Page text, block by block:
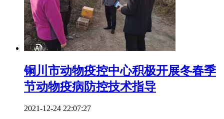
铜川市动物疫控中心积极开展冬春季
节动物疫病防控技术指导
2021-12-24 22:07:27